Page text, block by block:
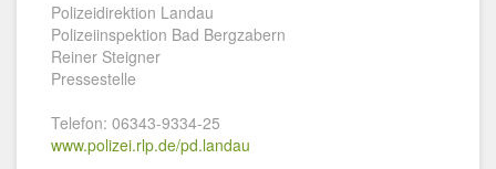
Polizeidirektion Landau
Polizeiinspektion Bad Bergzabern
Reiner Steigner
Pressestelle
Telefon: 06343-9334-25
www.polizei.rlp.de/pd.landau